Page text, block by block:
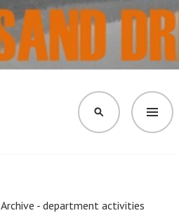
SEARCH
Archive - department activities